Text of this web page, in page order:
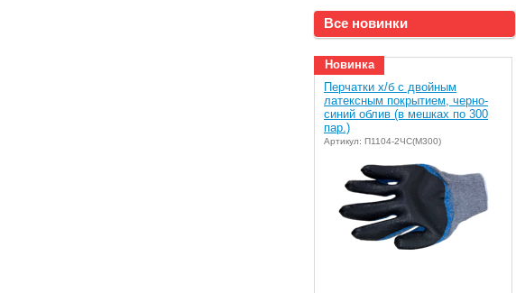
Все новинки
Новинка
Перчатки х/б с двойным
латексным покрытием, черно-
синий облив (в мешках по 300
пар.)
Артикул: П1104-2ЧС(М300)